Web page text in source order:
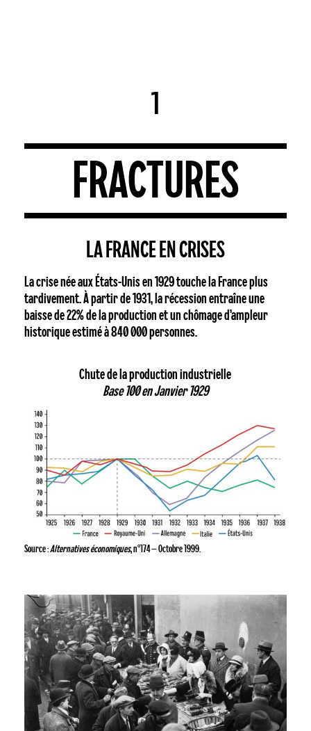
1
FRACTURES
LA FRANCE EN CRISES
La crise née aux États-Unis en 1929 touche la France plus
tardivement. À partir de 1931, la récession entraîne une
baisse de 22% de la production et un chômage d’ampleur
historique estimé à 840 000 personnes.
Chute de la production industrielle
Base 100 en Janvier 1929
Source :Alternatives économiques, n°174 – Octobre 1999.